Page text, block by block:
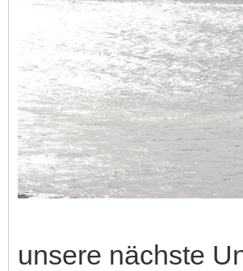
unsere nächste